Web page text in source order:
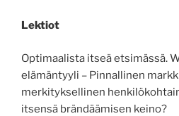
Lektiot
Optimaalista itseä etsimässä.
elämäntyyli – Pinnallinen
merkityksellinen
itsensä brändäämisen keino?